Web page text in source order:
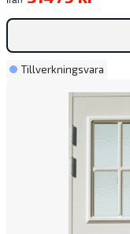
Tillverkningsvara